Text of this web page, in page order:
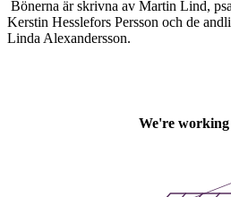
Bönerna är skrivna av Martin Lind,
Kerstin Hesslefors Persson och de
Linda Alexandersson.